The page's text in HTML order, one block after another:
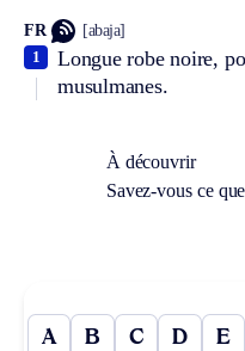
FR [abaja]
Longue robe noire,
musulmanes.
1
À découvrir
Savez-vous ce
A B C D E